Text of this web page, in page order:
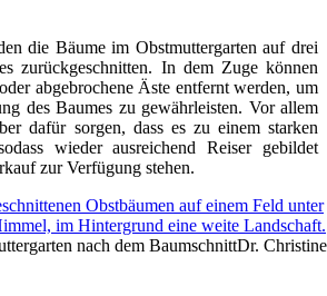
die Bäume im Obstmuttergarten auf drei
zurückgeschnitten. In dem Zuge können
abgebrochene Äste entfernt werden, um
des Baumes zu gewährleisten. Vor allem
dafür sorgen, dass es zu einem starken
wieder ausreichend Reiser gebildet
zur Verfügung stehen.
nach dem BaumschnittDr. Christine